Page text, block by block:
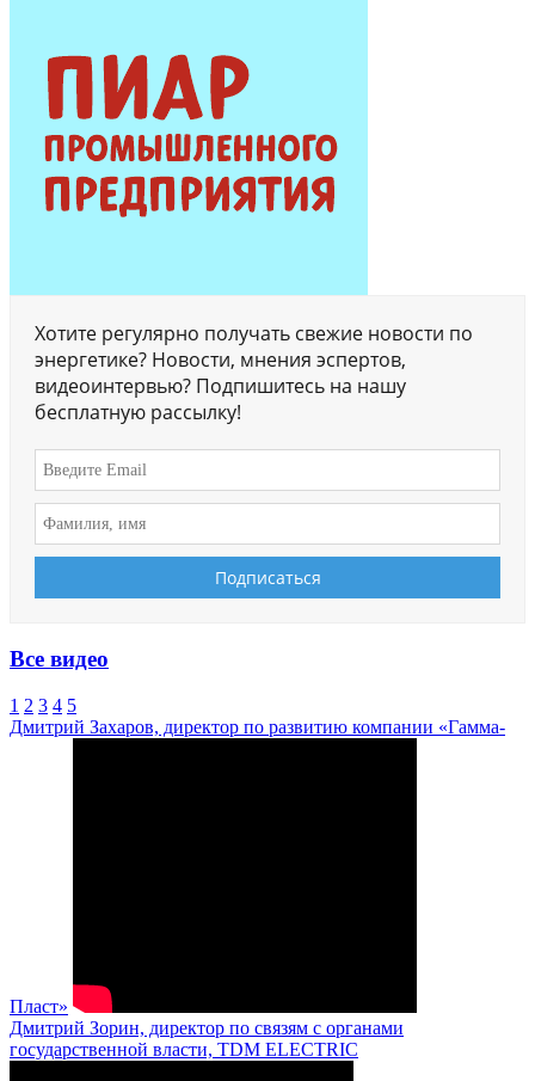
Хотите регулярно получать свежие новости по
энергетике? Новости, мнения эспертов,
видеоинтервью? Подпишитесь на нашу
бесплатную рассылку!
Все видео
1 2 3 4 5
Дмитрий Захаров, директор по развитию компании «Гамма-
Пласт»
Дмитрий Зорин, директор по связям с органами
государственной власти, TDM ELECTRIC